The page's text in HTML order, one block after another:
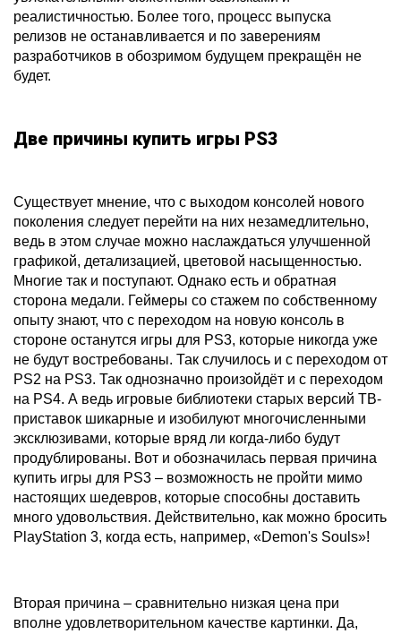
реалистичностью. Более того, процесс выпуска
релизов не останавливается и по заверениям
разработчиков в обозримом будущем прекращён не
будет.
Две причины купить игры PS3
Существует мнение, что с выходом консолей нового
поколения следует перейти на них незамедлительно,
ведь в этом случае можно наслаждаться улучшенной
графикой, детализацией, цветовой насыщенностью.
Многие так и поступают. Однако есть и обратная
сторона медали. Геймеры со стажем по собственному
опыту знают, что с переходом на новую консоль в
стороне останутся игры для PS3, которые никогда уже
не будут востребованы. Так случилось и с переходом от
PS2 на PS3. Так однозначно произойдёт и с переходом
на PS4. А ведь игровые библиотеки старых версий ТВ-
приставок шикарные и изобилуют многочисленными
эксклюзивами, которые вряд ли когда-либо будут
продублированы. Вот и обозначилась первая причина
купить игры для PS3 – возможность не пройти мимо
настоящих шедевров, которые способны доставить
много удовольствия. Действительно, как можно бросить
PlayStation 3, когда есть, например, «Demon's Souls»!
Вторая причина – сравнительно низкая цена при
вполне удовлетворительном качестве картинки. Да,